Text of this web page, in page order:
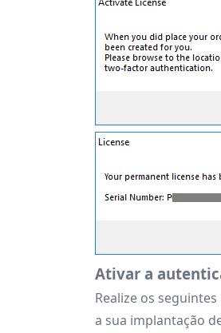
Ativar a
Realize os
a sua implantação